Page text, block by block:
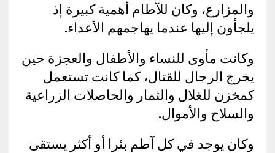
والمزارع، وكان للآطام أهمية كبيرة إذ
يلجأون إليها عندما يهاجمهم الأعداء.
وكانت مأوى للنساء والأطفال والعجزة حين
يخرج الرجال للقتال، كما كانت تستعمل
كمخزن للغلال والثمار والحاصلات الزراعية
والسلاح والأموال.
وكان يوجد في كل آطم بئرا أو أكثر يستقى